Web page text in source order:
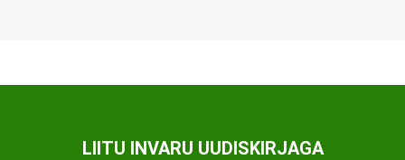
LIITU INVARU UUDISKIRJAGA